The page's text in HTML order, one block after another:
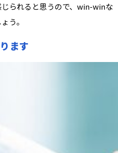
られると思うので、win-winな
う。
ます